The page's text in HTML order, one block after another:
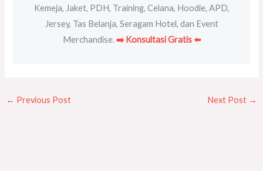
Kemeja, Jaket, PDH, Training, Celana, Hoodie, APD,
Jersey, Tas Belanja, Seragam Hotel, dan Event
Merchandise.➡️ Konsultasi Gratis ⬅️
← Previous Post Next Post →